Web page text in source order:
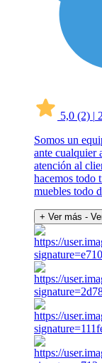
5,0 (2) |
Somos un
ante cualquier
atención al
hacemos todo
muebles todo
+ Ver más -